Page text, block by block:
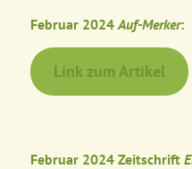
Februar 2024 Auf-Merker:
Link zum Artikel
Februar 2024 Zeitschrift